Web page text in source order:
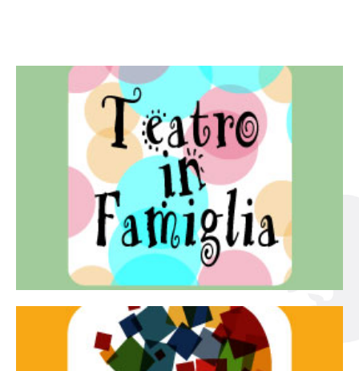
Teatro in famiglia
Teatro In Famiglia è una rassegna di teatro concepita
per far condividere e godere del teatro all’intera
famiglia.
Continua